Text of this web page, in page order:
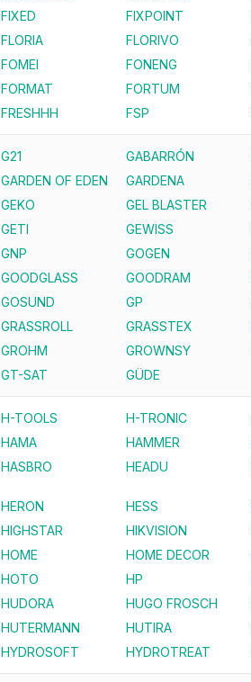
FIXED
FIXPOINT
FLORIA
FLORIVO
FOMEI
FONENG
FORMAT
FORTUM
FRESHHH
FSP
G21 GABARRÓN
GARDEN OF EDEN
GARDENA
GEKO
GEL BLASTER
GETI
GEWISS
GNP
GOGEN
GOODGLASS
GOODRAM
GOSUND
GP
GRASSROLL
GRASSTEX
GROHM
GROWNSY
GT-SAT
GÜDE
H-TOOLS H-TRONIC
HAMA
HAMMER
HASBRO
HEADU
HERON
HESS
HIGHSTAR
HIKVISION
HOME
HOME DECOR
HOTO
HP
HUDORA
HUGO FROSCH
HUTERMANN
HUTIRA
HYDROSOFT
HYDROTREAT